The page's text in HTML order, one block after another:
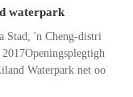
waterpark
Stad, 'n Cheng-distri
Waterpark net oo